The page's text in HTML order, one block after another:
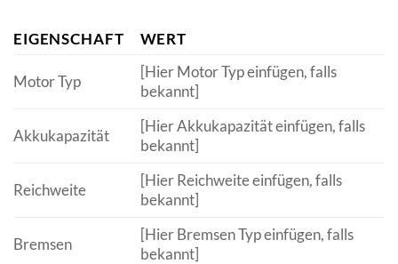
EIGENSCHAFT WERT
Motor Typ
[Hier Motor Typ einfügen, falls
bekannt]
Akkukapazität
[Hier Akkukapazität einfügen, falls
bekannt]
Reichweite
[Hier Reichweite einfügen, falls
bekannt]
Bremsen
[Hier Bremsen Typ einfügen, falls
bekannt]